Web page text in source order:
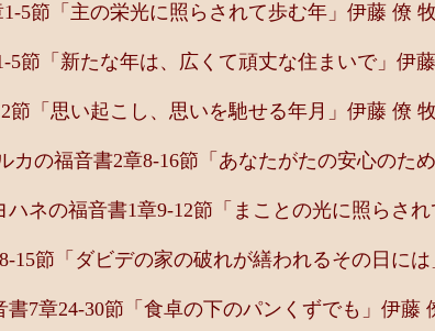
5節「主の栄光に照らされて歩む年」伊藤 僚
節「新たな年は、広くて頑丈な住まいで」伊
節「思い起こし、思いを馳せる年月」伊藤 僚
カの福音書2章8-16節「あなたがたの安心のた
ネの福音書1章9-12節「まことの光に照らさ
15節「ダビデの家の破れが繕われるその日に
7章24-30節「食卓の下のパンくずでも」伊藤